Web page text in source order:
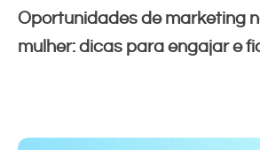
Oportunidades de marketing
mulher: dicas para engajar e